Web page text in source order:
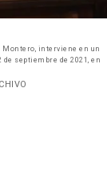
Montero, interviene en un
septiembre de 2021, en